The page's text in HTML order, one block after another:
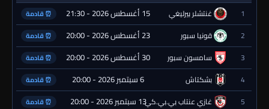
1
غنتشلر بيرليغي 15 أغسطس 2026 - 21:30 ⏰ قادمة
2 قونيا سبور 23 أغسطس 2026 - 20:00 ⏰ قادمة
3 سامسون سبور 30 أغسطس 2026 - 20:00 ⏰ قادمة
4 بشكتاش 6 سبتمبر 2026 - 20:00 ⏰ قادمة
5 غازي عنتاب بي.بي.كي.13 سبتمبر 2026 - 20:00 ⏰ قادمة